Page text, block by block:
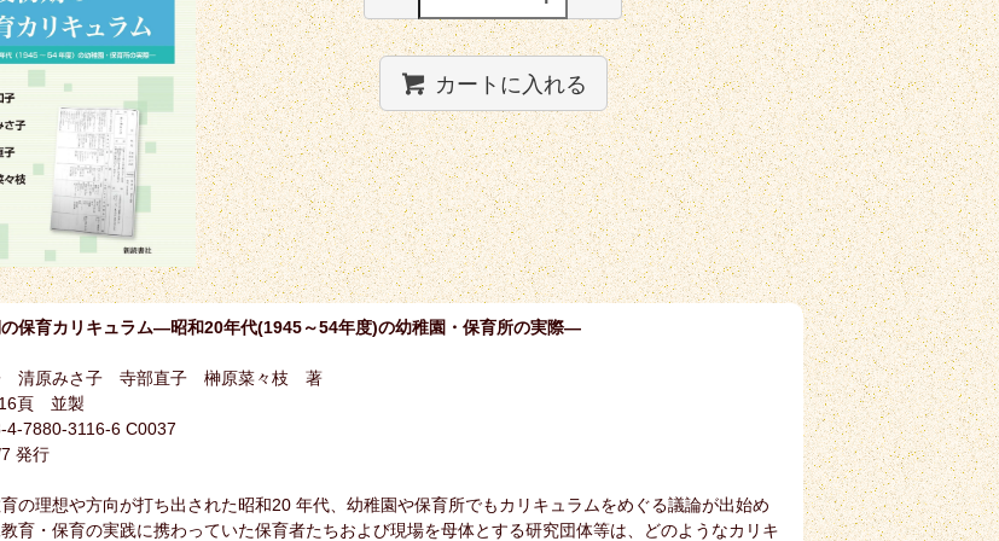
カートに入れる
保育カリキュラム―昭和20年代(1945～54年度)の幼稚園・保育所の実際―
清原みさ子 寺部直子 榊原菜々枝 著
頁 並製
4-7880-3116-6 C0037
発行
の理想や方向が打ち出された昭和20 年代、幼稚園や保育所でもカリキュラムをめぐる議論が出始め
育・保育の実践に携わっていた保育者たちおよび現場を母体とする研究団体等は、どのようなカリキ